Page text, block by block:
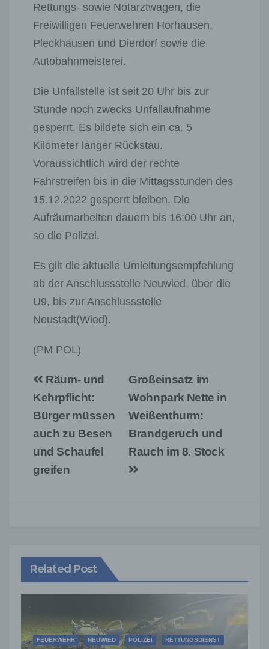
Rettungs- sowie Notarztwagen, die
Freiwilligen Feuerwehren Horhausen,
Pleckhausen und Dierdorf sowie die
Autobahnmeisterei.
Die Unfallstelle ist seit 20 Uhr bis zur
Stunde noch zwecks Unfallaufnahme
gesperrt. Es bildete sich ein ca. 5
Kilometer langer Rückstau.
Voraussichtlich wird der rechte
Fahrstreifen bis in die Mittagsstunden des
15.12.2022 gesperrt bleiben. Die
Aufräumarbeiten dauern bis 16:00 Uhr an,
so die Polizei.
Es gilt die aktuelle Umleitungsempfehlung
ab der Anschlussstelle Neuwied, über die
U9, bis zur Anschlussstelle
Neustadt(Wied).
(PM POL)
Beitragsnavigation
Großeinsatz im
Wohnpark Nette in
Weißenthurm:
Brandgeruch und
Rauch im 8. Stock
Räum- und
Kehrpflicht:
Bürger müssen
auch zu Besen
und Schaufel
greifen
Related Post
FEUERWEHR NEUWIED POLIZEI RETTUNGSDIENST